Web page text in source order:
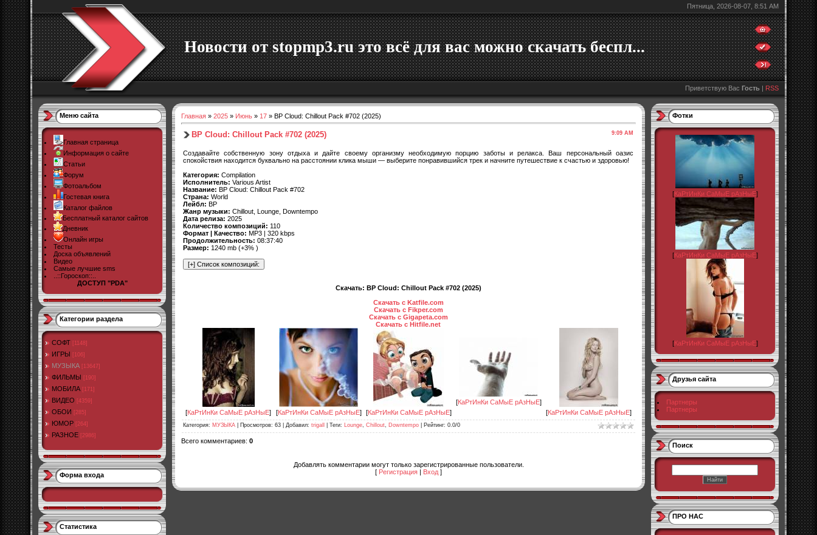
Пятница, 2026-08-07, 8:51 AM
Новости от stopmp3.ru это всё для вас можно скачать беспл...
Приветствую Вас Гость | RSS
Меню сайта
Главная страница
Информация о сайте
Статьи
Форум
Фотоальбом
Гостевая книга
Каталог файлов
Бесплатный каталог сайтов
Дневник
Онлайн игры
Тесты
Доска объявлений
Видео
Самые лучшие sms
..::Гороскоп::..
ДОСТУП "PDA"
Категории раздела
СОФТ [1148]
ИГРЫ [106]
МУЗЫКА [13647]
ФИЛЬМЫ [190]
МОБИЛА [171]
ВИДЕО [4359]
ОБОИ [285]
ЮМОР [264]
РАЗНОЕ [2986]
Форма входа
Статистика
Главная » 2025 » Июнь » 17 » BP Cloud: Chillout Pack #702 (2025)
9:09 AM
BP Cloud: Chillout Pack #702 (2025)
Создавайте собственную зону отдыха и дайте своему организму необходимую порцию заботы и релакса. Ваш персональный оазис
спокойствия находится буквально на расстоянии клика мыши — выберите понравившийся трек и начните путешествие к счастью и здоровью!
Категория: Compilation
Исполнитель: Various Artist
Название: BP Cloud: Chillout Pack #702
Страна: World
Лейбл: BP
Жанр музыки: Chillout, Lounge, Downtempo
Дата релиза: 2025
Количество композиций: 110
Формат | Качество: MP3 | 320 kbps
Продолжительность: 08:37:40
Размер: 1240 mb (+3% )
Скачать: BP Cloud: Chillout Pack #702 (2025)
Скачать с Katfile.com
Скачать с Fikper.com
Скачать с Gigapeta.com
Скачать с Hitfile.net
[КаРтИнКи СаМыЕ рАзНыЕ] [КаРтИнКи СаМыЕ рАзНыЕ] [КаРтИнКи СаМыЕ рАзНыЕ]
[КаРтИнКи СаМыЕ рАзНыЕ]
[КаРтИнКи СаМыЕ рАзНыЕ]
Категория: МУЗЫКА Просмотров: 63 | Добавил: trigall Теги: Lounge Chillout Downtempo Рейтинг: 0.0/0
Всего комментариев: 0
Добавлять комментарии могут только зарегистрированные пользователи.
[ Регистрация | Вход ]
Фотки
[КаРтИнКи СаМыЕ рАзНыЕ]
[КаРтИнКи СаМыЕ рАзНыЕ]
[КаРтИнКи СаМыЕ рАзНыЕ]
Друзья сайта
Партнеры
Партнеры
Поиск
ПРО НАС